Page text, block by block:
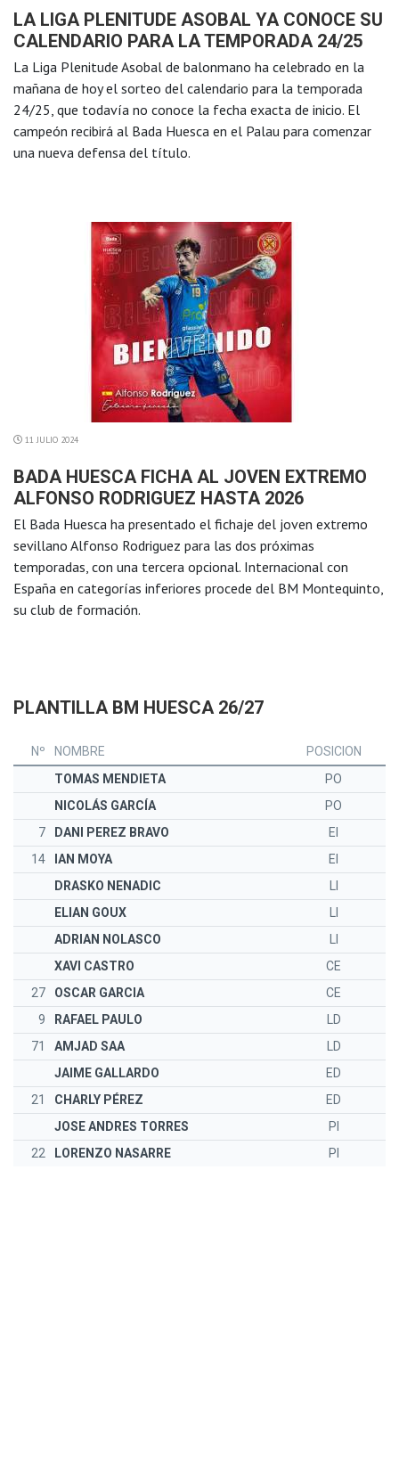
LA LIGA PLENITUDE ASOBAL YA CONOCE SU
CALENDARIO PARA LA TEMPORADA 24/25
La Liga Plenitude Asobal de balonmano ha celebrado en la
mañana de hoy el sorteo del calendario para la temporada
24/25, que todavía no conoce la fecha exacta de inicio. El
campeón recibirá al Bada Huesca en el Palau para comenzar
una nueva defensa del título.
11 JULIO 2024
BADA HUESCA FICHA AL JOVEN EXTREMO
ALFONSO RODRIGUEZ HASTA 2026
El Bada Huesca ha presentado el fichaje del joven extremo
sevillano Alfonso Rodriguez para las dos próximas
temporadas, con una tercera opcional. Internacional con
España en categorías inferiores procede del BM Montequinto,
su club de formación.
PLANTILLA BM HUESCA 26/27
Nº NOMBRE
POSICION
TOMAS MENDIETA
PO
NICOLÁS GARCÍA
PO
7
DANI PEREZ BRAVO
EI
14
IAN MOYA
EI
DRASKO NENADIC
ELIAN GOUX
ADRIAN NOLASCO
XAVI CASTRO
CE
27
OSCAR GARCIA
CE
9
RAFAEL PAULO
LD
71
AMJAD SAA
LD
JAIME GALLARDO
ED
21
CHARLY PÉREZ
ED
JOSE ANDRES TORRES
PI
22
LORENZO NASARRE PI